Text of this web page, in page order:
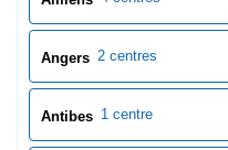
Argenteuil 1 centre
Ariège 2 centres